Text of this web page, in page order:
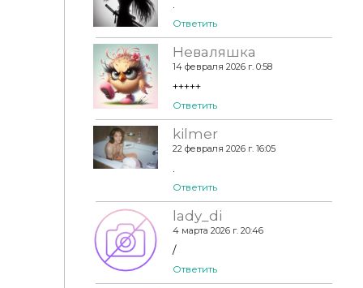
Ответить
Неваляшка
14 февраля 2026 г. 0:58
+++++
Ответить
kilmer
22 февраля 2026 г. 16:05
Ответить
lady_di
4 марта 2026 г. 20:46
/
Ответить